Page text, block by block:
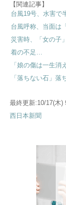
【関連記事】
台風19号、水害で
台風呼称、当面は
災害時、「女の子
着の不足…
「娘の傷は一生消
「落ちない石」
最終更新:10/17(木)
西日本新聞